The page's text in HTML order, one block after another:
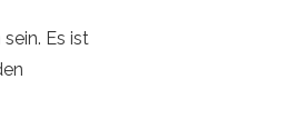
Es ist